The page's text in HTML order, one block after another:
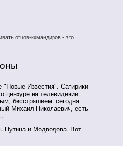
отцов-командиров - это
"Новые Известия". Сатирики
цензуре на телевидении
бесстрашием: сегодня
Михаил Николаевич, есть
Путина и Медведева. Вот